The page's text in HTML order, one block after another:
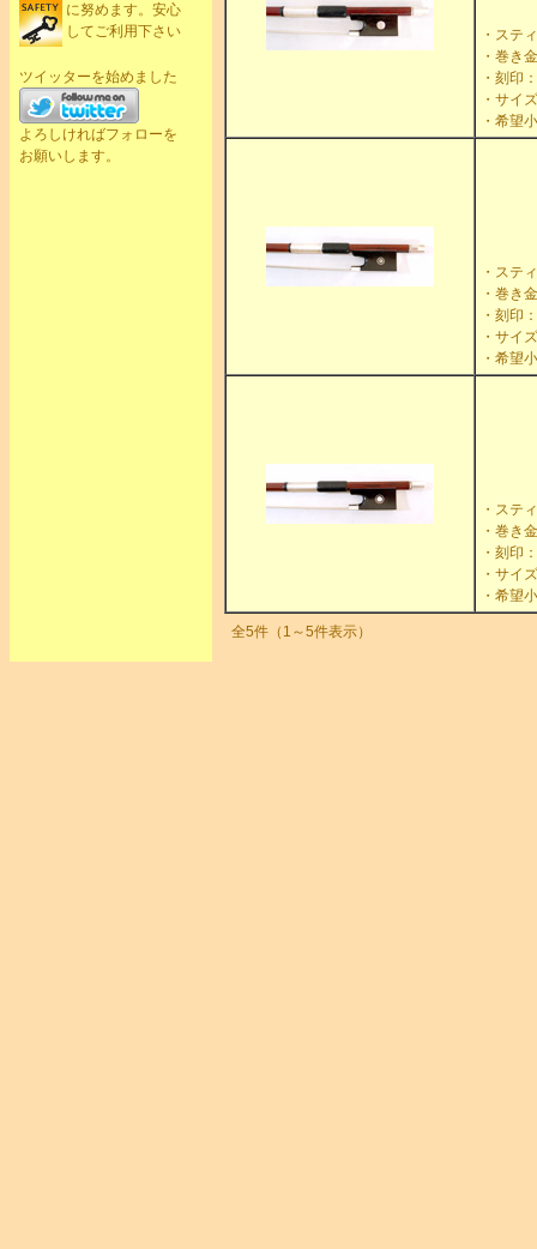
に努めます。安心
してご利用下さい
ツイッターを始めました
よろしければフォローを
お願いします。
・ステ
・巻き
・刻印
・サイ
・希望
・ステ
・巻き
・刻印
・サイ
・希望
・ステ
・巻き
・刻印
・サイ
・希望
全5件（1～5件表示）